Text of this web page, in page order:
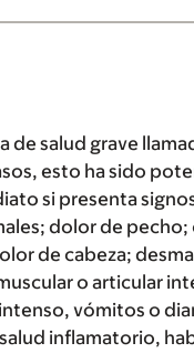
de salud grave
esto ha sido
si presenta
dolor de pecho;
de cabeza;
o articular
vómitos o
inflamatorio,